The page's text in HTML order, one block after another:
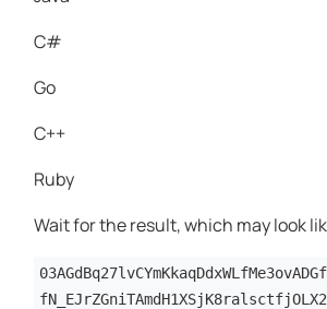
C#
Go
C++
Ruby
Wait for the result, which may look